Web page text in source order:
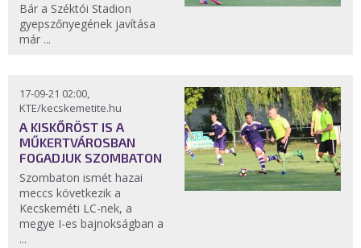
Bár a Széktói Stadion
gyepszőnyegének javítása
már ...
17-09-21 02:00,
KTE/kecskemetite.hu
A KISKŐRÖST IS A
MŰKERTVÁROSBAN
FOGADJUK SZOMBATON
Szombaton ismét hazai
meccs következik a
Kecskeméti LC-nek, a
megye I-es bajnokságban a
...